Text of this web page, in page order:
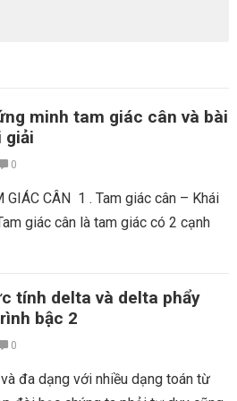
minh tam giác cân và bài
giải
0
GIÁC CÂN 1 . Tam giác cân – Khái
giác cân là tam giác có 2 cạnh
tính delta và delta phẩy
bậc 2
0
đa dạng với nhiều dạng toán từ